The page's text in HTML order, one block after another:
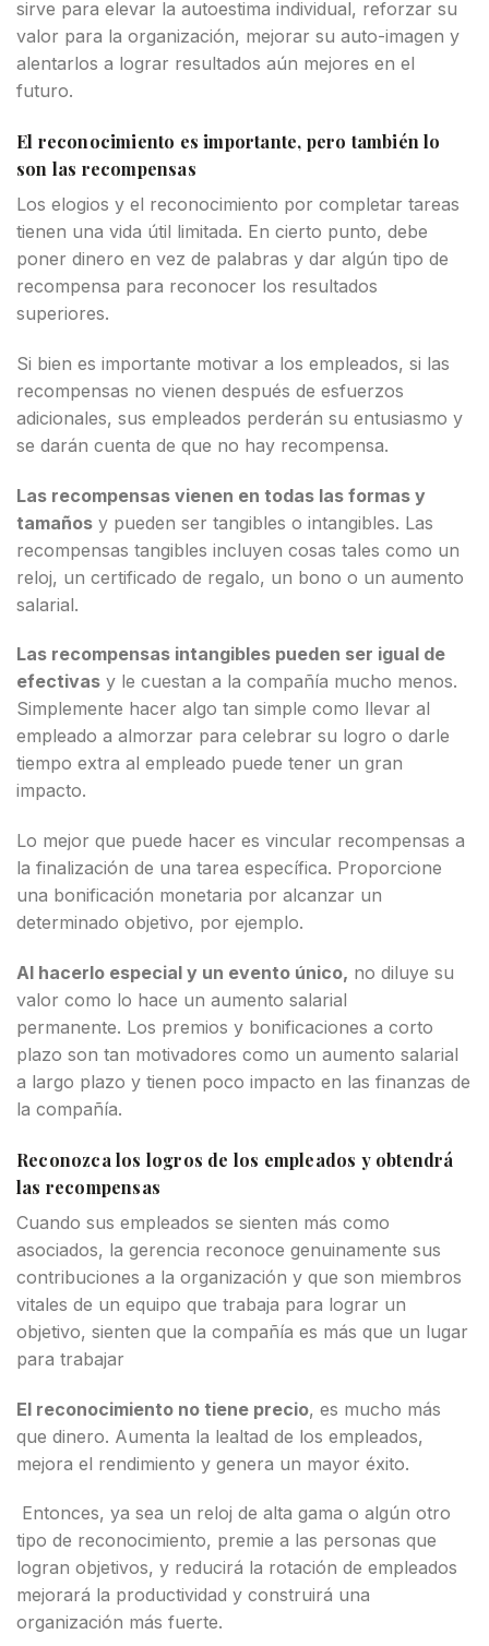
sirve para elevar la autoestima individual, reforzar su
valor para la organización, mejorar su auto-imagen y
alentarlos a lograr resultados aún mejores en el
futuro.
El reconocimiento es importante, pero también lo
son las recompensas
Los elogios y el reconocimiento por completar tareas
tienen una vida útil limitada. En cierto punto, debe
poner dinero en vez de palabras y dar algún tipo de
recompensa para reconocer los resultados
superiores.
Si bien es importante motivar a los empleados, si las
recompensas no vienen después de esfuerzos
adicionales, sus empleados perderán su entusiasmo y
se darán cuenta de que no hay recompensa.
Las recompensas vienen en todas las formas y
tamaños y pueden ser tangibles o intangibles. Las
recompensas tangibles incluyen cosas tales como un
reloj, un certificado de regalo, un bono o un aumento
salarial.
Las recompensas intangibles pueden ser igual de
efectivas y le cuestan a la compañía mucho menos.
Simplemente hacer algo tan simple como llevar al
empleado a almorzar para celebrar su logro o darle
tiempo extra al empleado puede tener un gran
impacto.
Lo mejor que puede hacer es vincular recompensas a
la finalización de una tarea específica. Proporcione
una bonificación monetaria por alcanzar un
determinado objetivo, por ejemplo.
Al hacerlo especial y un evento único, no diluye su
valor como lo hace un aumento salarial
permanente. Los premios y bonificaciones a corto
plazo son tan motivadores como un aumento salarial
a largo plazo y tienen poco impacto en las finanzas de
la compañía.
Reconozca los logros de los empleados y obtendrá
las recompensas
Cuando sus empleados se sienten más como
asociados, la gerencia reconoce genuinamente sus
contribuciones a la organización y que son miembros
vitales de un equipo que trabaja para lograr un
objetivo, sienten que la compañía es más que un lugar
para trabajar
El reconocimiento no tiene precio, es mucho más
que dinero. Aumenta la lealtad de los empleados,
mejora el rendimiento y genera un mayor éxito.
Entonces, ya sea un reloj de alta gama o algún otro
tipo de reconocimiento, premie a las personas que
logran objetivos, y reducirá la rotación de empleados
mejorará la productividad y construirá una
organización más fuerte.